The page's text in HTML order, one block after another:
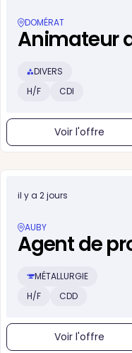
DOMÉRAT
Animateur
DIVERS
H/F
CDI
Voir l'offre
il y a 2 jours
AUBY
Agent de
MÉTALLURGIE
H/F
CDD
Voir l'offre